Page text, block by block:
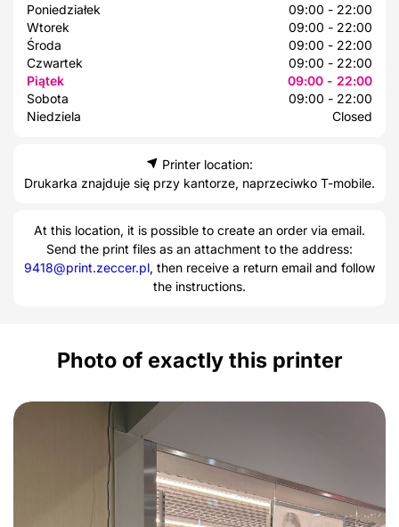
Poniedziałek
09:00 - 22:00
Wtorek
09:00 - 22:00
Środa
09:00 - 22:00
Czwartek
09:00 - 22:00
Piątek
09:00 - 22:00
Sobota
09:00 - 22:00
Niedziela
Closed
Printer location:
Drukarka znajduje się przy kantorze, naprzeciwko T-mobile.
At this location, it is possible to create an order via email.
Send the print files as an attachment to the address:
9418@print.zeccer.pl, then receive a return email and follow
the instructions.
Photo of exactly this printer